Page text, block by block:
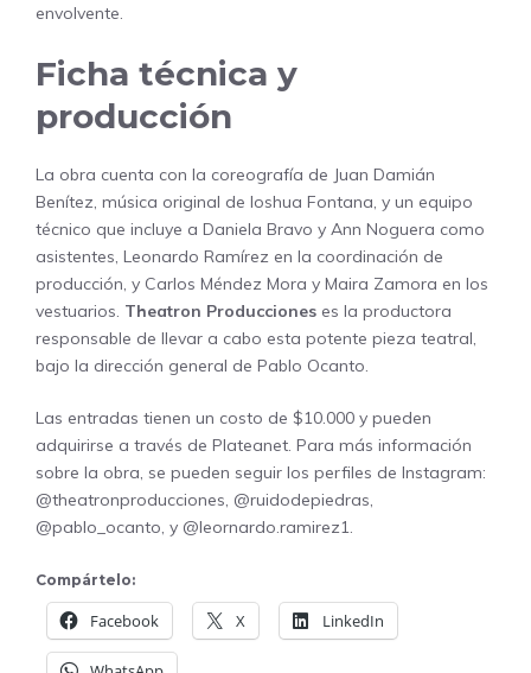
envolvente.
Ficha técnica y
producción
La obra cuenta con la coreografía de Juan Damián
Benítez, música original de Ioshua Fontana, y un equipo
técnico que incluye a Daniela Bravo y Ann Noguera como
asistentes, Leonardo Ramírez en la coordinación de
producción, y Carlos Méndez Mora y Maira Zamora en los
vestuarios. Theatron Producciones es la productora
responsable de llevar a cabo esta potente pieza teatral,
bajo la dirección general de Pablo Ocanto.
Las entradas tienen un costo de $10.000 y pueden
adquirirse a través de Plateanet. Para más información
sobre la obra, se pueden seguir los perfiles de Instagram:
@theatronproducciones, @ruidodepiedras,
@pablo_ocanto, y @leornardo.ramirez1.
Compártelo:
Facebook X LinkedIn